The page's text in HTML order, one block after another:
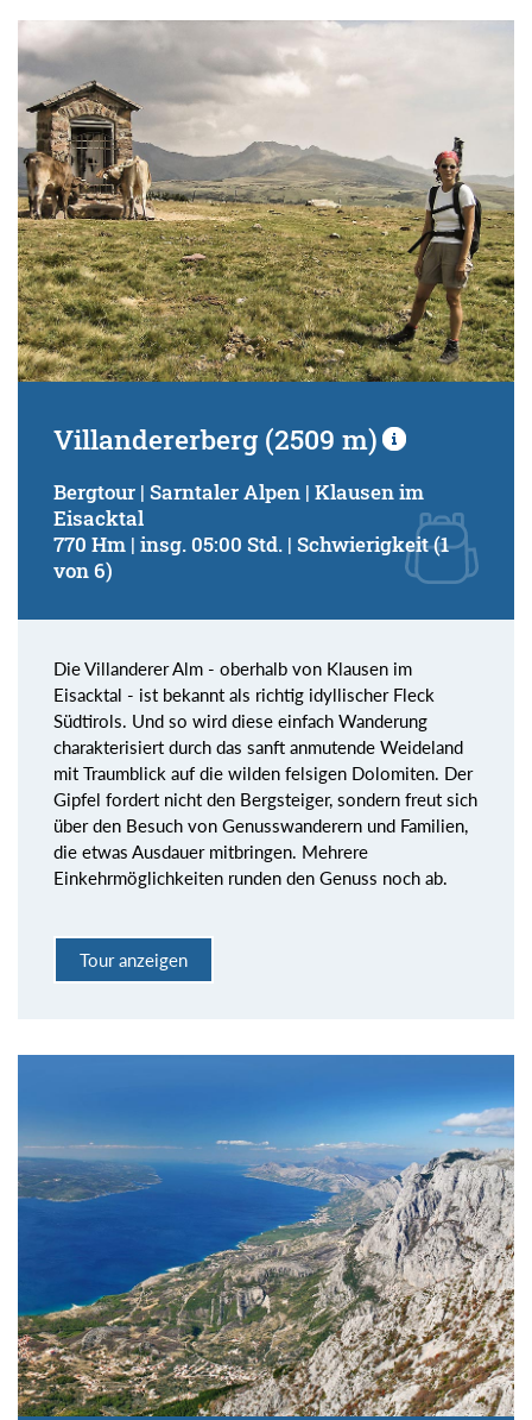
Villandererberg (2509 m)
Bergtour | Sarntaler Alpen | Klausen im
Eisacktal
770 Hm | insg. 05:00 Std. | Schwierigkeit (1
von 6)
Die Villanderer Alm - oberhalb von Klausen im
Eisacktal - ist bekannt als richtig idyllischer Fleck
Südtirols. Und so wird diese einfach Wanderung
charakterisiert durch das sanft anmutende Weideland
mit Traumblick auf die wilden felsigen Dolomiten. Der
Gipfel fordert nicht den Bergsteiger, sondern freut sich
über den Besuch von Genusswanderern und Familien,
die etwas Ausdauer mitbringen. Mehrere
Einkehrmöglichkeiten runden den Genuss noch ab.
Tour anzeigen